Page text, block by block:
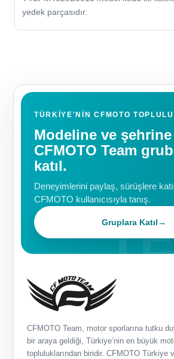
yedek parçasıdır.
TÜRKIYE'NIN CFMOTO
Modeline ve
CFMOTO Team
katıl.
Deneyimlerini paylaş, sürüşlere
CFMOTO kullanıcısıyla tanış.
Gruplara Katıl→
CFMOTO Team, motor sporlarına tutku
bir araya geldiği, Türkiye’nin en büyük
topluluklarından biridir. CFMOTO Türkiye